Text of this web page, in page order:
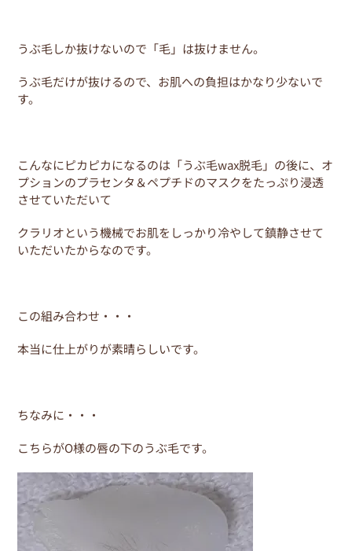
うぶ毛しか抜けないので「毛」は抜けません。
うぶ毛だけが抜けるので、お肌への負担はかなり少ないで
す。
こんなにピカピカになるのは「うぶ毛wax脱毛」の後に、オ
プションのプラセンタ＆ペプチドのマスクをたっぷり浸透
させていただいて
クラリオという機械でお肌をしっかり冷やして鎮静させて
いただいたからなのです。
この組み合わせ・・・
本当に仕上がりが素晴らしいです。
ちなみに・・・
こちらがO様の唇の下のうぶ毛です。